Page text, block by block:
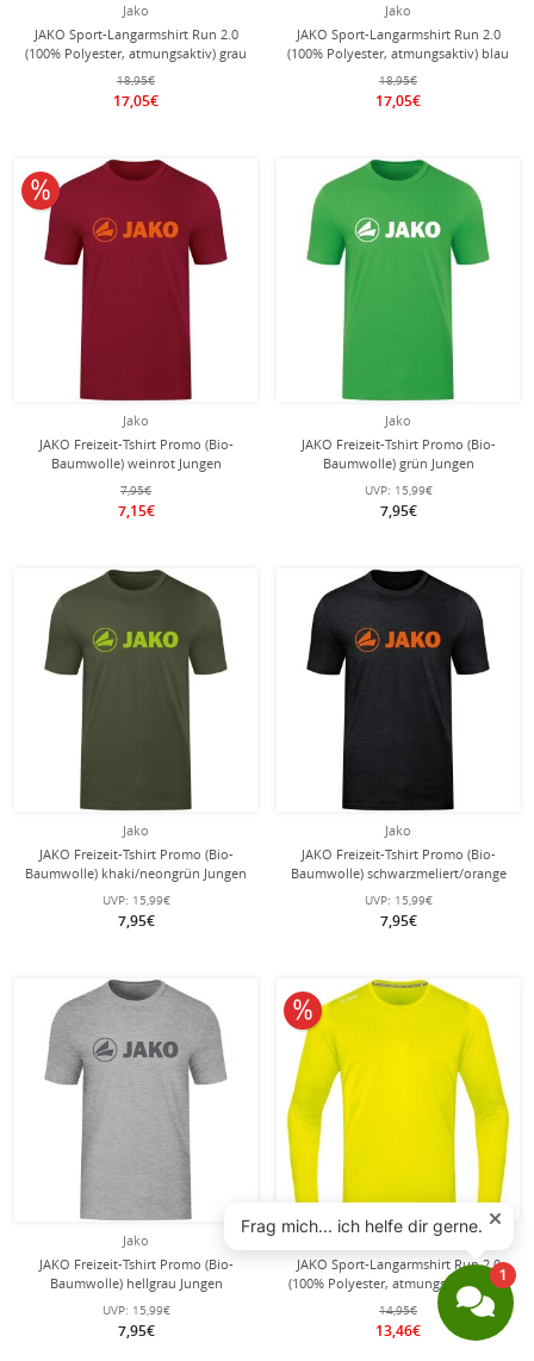
Jako
JAKO Sport-Langarmshirt Run 2.0
(100% Polyester, atmungsaktiv) grau
Herren
18,95€
17,05€
Jako
JAKO Sport-Langarmshirt Run 2.0
(100% Polyester, atmungsaktiv) blau
Herren
18,95€
17,05€
Jako
JAKO Freizeit-Tshirt Promo (Bio-
Baumwolle) weinrot Jungen
7,95€
7,15€
10% reduziert
Jako
JAKO Freizeit-Tshirt Promo (Bio-
Baumwolle) grün Jungen
UVP: 15,99€
7,95€
Jako
JAKO Freizeit-Tshirt Promo (Bio-
Baumwolle) khaki/neongrün Jungen
UVP: 15,99€
7,95€
Jako
JAKO Freizeit-Tshirt Promo (Bio-
Baumwolle) schwarzmeliert/orange
Jungen
UVP: 15,99€
7,95€
Jako
JAKO Freizeit-Tshirt Promo (Bio-
Baumwolle) hellgrau Jungen
UVP: 15,99€
7,95€
JAKO Sport-Langarmshirt Run 2.0
(100% Polyester, atmungsaktiv) gelb
Jungen
14,95€
13,46€
10% reduziert